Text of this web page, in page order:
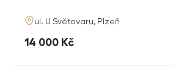
adresa
ul. U Světovaru, Plzeň
cena
14 000 Kč